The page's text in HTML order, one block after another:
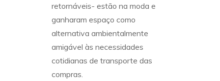
retornáveis- estão na moda e
ganharam espaço como
alternativa ambientalmente
amigável às necessidades
cotidianas de transporte das
compras.